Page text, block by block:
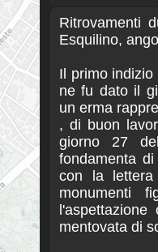
Ritrovamenti
Esquilino,
Il primo
ne fu dato il
un erma
, di buon
giorno 27
fondamenta
con la
monumenti
mentovata di